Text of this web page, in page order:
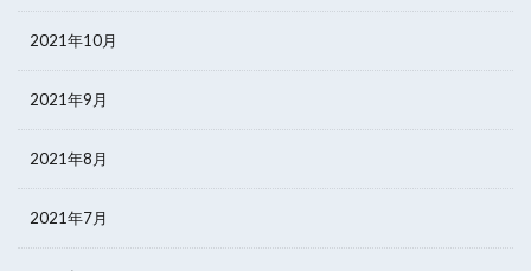
2021年10月
2021年9月
2021年8月
2021年7月